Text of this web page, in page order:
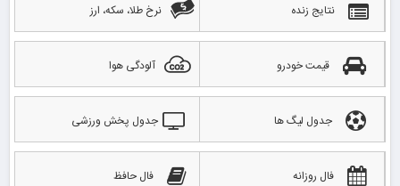
نتایج زنده نرخ طلا، سکه، ارز
قیمت خودرو آلودگی هوا
جدول لیگ ها جدول پخش ورزشی
فال روزانه فال حافظ